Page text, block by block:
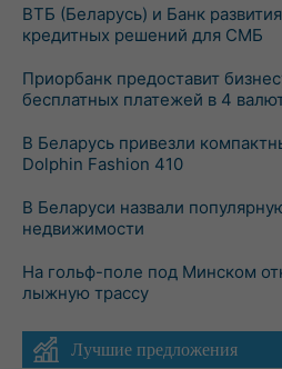
ВТБ (Беларусь) и Банк
кредитных решений для СМБ
Приорбанк предоставит
бесплатных платежей в 4
В Беларусь привезли
Dolphin Fashion 410
В Беларуси назвали
недвижимости
На гольф-поле под Минском
лыжную трассу
Лучшие предложения